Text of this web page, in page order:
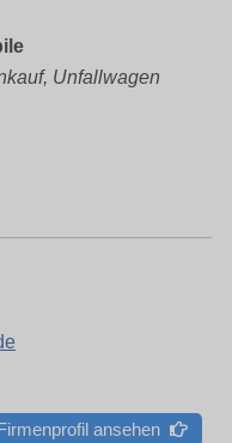
Unfallwagen
Firmenprofil ansehen